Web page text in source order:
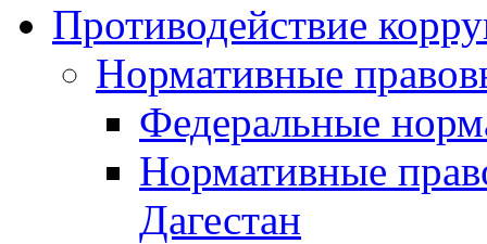
Противодействие
Нормативные
Федеральные
Нормативные
Дагестан